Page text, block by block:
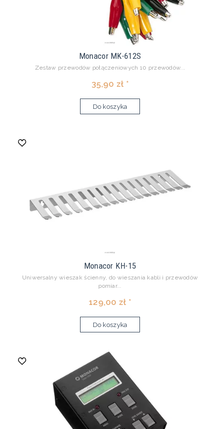
Monacor MK-612S
Zestaw przewodów połączeniowych 10 przewodów...
35,90 zł *
Do koszyka
Monacor KH-15
Uniwersalny wieszak ścienny, do wieszania kabli i przewodów
pomiar...
129,00 zł *
Do koszyka